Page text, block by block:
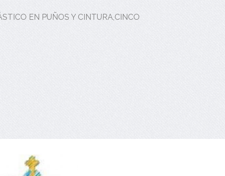
EN PUÑOS Y CINTURA,CINCO